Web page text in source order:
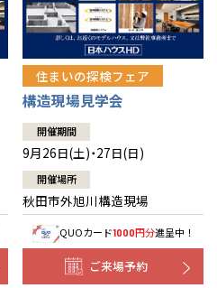
住まいの探検フェア
構造現場見学会
開催期間
9月26日(土)・27日(日)
開催場所
秋田市外旭川構造現場
QUOカード1000円分進呈中！
ご来場予約